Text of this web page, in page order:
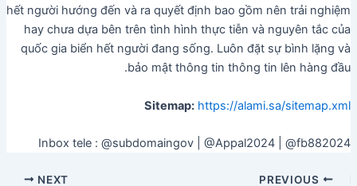
hết người hướng đến và ra quyết định bao gồm nên trải nghiệm
hay chưa dựa bên trên tình hình thực tiễn và nguyên tắc của
quốc gia biển hết người đang sống. Luôn đặt sự bình lặng và
bảo mật thông tin thông tin lên hàng đầu.
Sitemap: https://alami.sa/sitemap.xml
Inbox tele : @subdomaingov | @Appal2024 | @fb882024
NEXT